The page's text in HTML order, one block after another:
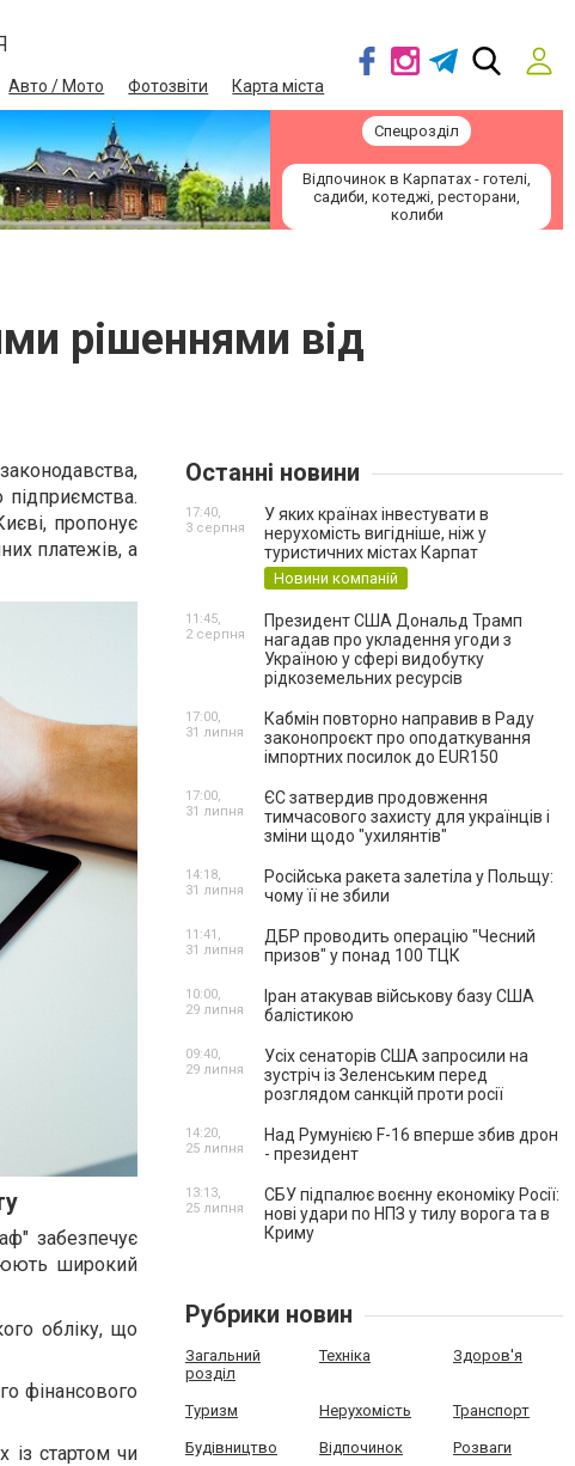
Авто / Мото Фотозвіти Карта міста
Спецрозділ
Відпочинок в Карпатах - готелі,
садиби, котеджі, ресторани,
колиби
рішеннями від
пропонує
платежів, а
забезпечує
широкий
обліку, що
фінансового
із стартом чи
Останні новини
У яких країнах інвестувати в
нерухомість вигідніше, ніж у
туристичних містах Карпат
Новини компаній
17:40,
3 серпня
Президент США Дональд Трамп
нагадав про укладення угоди з
Україною у сфері видобутку
рідкоземельних ресурсів
11:45,
2 серпня
Кабмін повторно направив в Раду
законопроєкт про оподаткування
імпортних посилок до EUR150
17:00,
31 липня
ЄС затвердив продовження
тимчасового захисту для українців і
зміни щодо "ухилянтів"
17:00,
31 липня
Російська ракета залетіла у Польщу:
чому її не збили
14:18,
31 липня
ДБР проводить операцію "Чесний
призов" у понад 100 ТЦК
11:41,
31 липня
Іран атакував військову базу США
балістикою
10:00,
29 липня
Усіх сенаторів США запросили на
зустріч із Зеленським перед
розглядом санкцій проти росії
09:40,
29 липня
Над Румунією F-16 вперше збив дрон
- президент
14:20,
25 липня
СБУ підпалює воєнну економіку Росії:
нові удари по НПЗ у тилу ворога та в
Криму
13:13,
25 липня
Рубрики новин
Загальний
розділ
Техніка Здоров'я
Туризм Нерухомість Транспорт
Будівництво Відпочинок Розваги